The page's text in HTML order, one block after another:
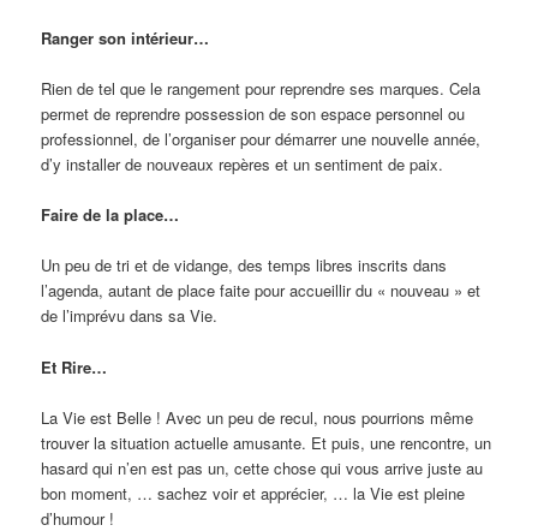
Ranger son intérieur…
Rien de tel que le rangement pour reprendre ses marques. Cela
permet de reprendre possession de son espace personnel ou
professionnel, de l’organiser pour démarrer une nouvelle année,
d’y installer de nouveaux repères et un sentiment de paix.
Faire de la place…
Un peu de tri et de vidange, des temps libres inscrits dans
l’agenda, autant de place faite pour accueillir du « nouveau » et
de l’imprévu dans sa Vie.
Et Rire…
La Vie est Belle ! Avec un peu de recul, nous pourrions même
trouver la situation actuelle amusante. Et puis, une rencontre, un
hasard qui n’en est pas un, cette chose qui vous arrive juste au
bon moment, … sachez voir et apprécier, … la Vie est pleine
d’humour !